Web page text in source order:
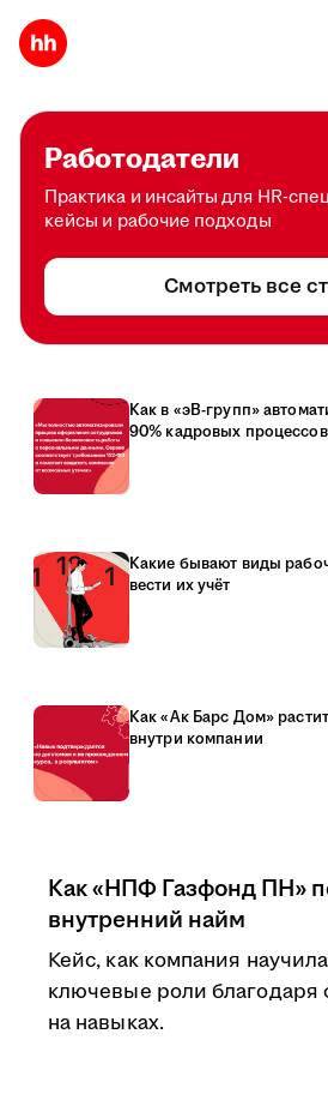
Работодатели
Практика и инсайты для HR-
кейсы и рабочие подходы
Смотреть все
Как в «эВ-групп»
90% кадровых процессов
Какие бывают виды
вести их учёт
Как «Ак Барс Дом»
внутри компании
Как «НПФ Газфонд ПН»
внутренний найм
Кейс, как компания
ключевые роли благодаря
на навыках.